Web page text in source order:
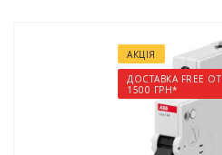
АКЦІЯ
ДОСТАВКА FREE ОТ
1500 ГРН*